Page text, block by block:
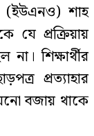
(ইউএনও) শাহ
যে প্রক্রিয়ায়
শিক্ষার্থীর
প্রত্যাহার
বজায় থাকে